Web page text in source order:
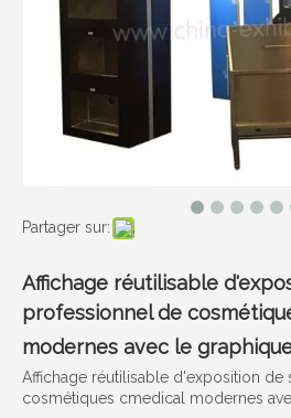
Partager sur:
Affichage réutilisable
professionnel de
modernes avec le
Affichage réutilisable d'exposition
cosmétiques cmedical modernes